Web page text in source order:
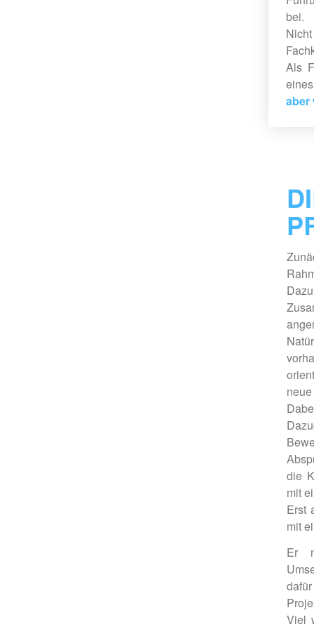
bei.
Als
aber
die
mit
Erst
mit
Er
Viel